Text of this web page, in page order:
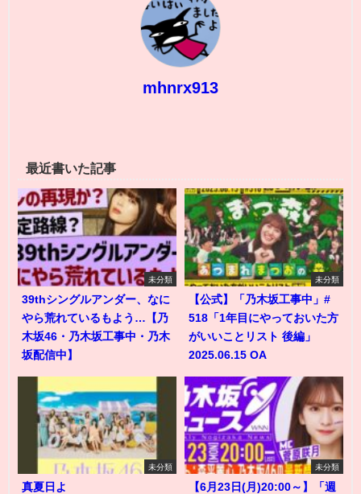
mhnrx913
最近書いた記事
未分類
39thシングルアンダー、なに
やら荒れているもよう…【乃
木坂46・乃木坂工事中・乃木
坂配信中】
未分類
【公式】「乃木坂工事中」#
518「1年目にやっておいた方
がいいことリスト 後編」
2025.06.15 OA
未分類
真夏日よ
未分類
【6月23日(月)20:00～】「週